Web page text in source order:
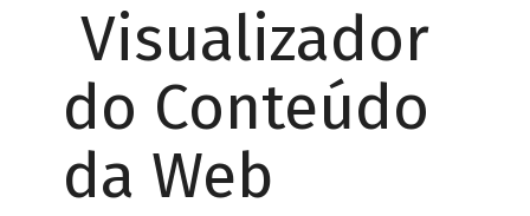
Visualizador
do Conteúdo
da Web